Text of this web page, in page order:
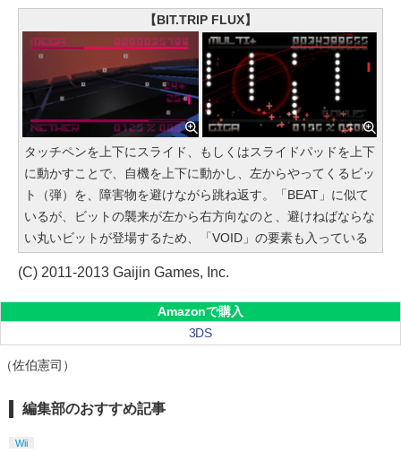
【BIT.TRIP FLUX】
タッチペンを上下にスライド、もしくはスライドパッドを上下
に動かすことで、自機を上下に動かし、左からやってくるビッ
ト（弾）を、障害物を避けながら跳ね返す。「BEAT」に似て
いるが、ビットの襲来が左から右方向なのと、避けねばならな
い丸いビットが登場するため、「VOID」の要素も入っている
(C) 2011-2013 Gaijin Games, Inc.
Amazonで購入
3DS
（佐伯憲司）
編集部のおすすめ記事
Wii